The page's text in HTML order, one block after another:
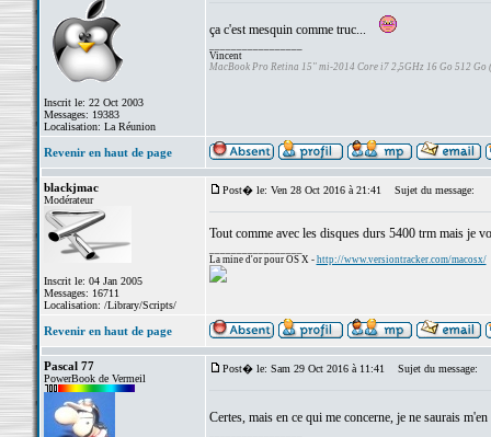
Inscrit le: 22 Oct 2003
Messages: 19383
Localisation: La Réunion
ça c'est mesquin comme truc...
Vincent
MacBook Pro Retina 15" mi-2014 Core i7 2,5GHz 16 Go 512 Go
Revenir en haut de page
blackjmac
Modérateur
Inscrit le: 04 Jan 2005
Messages: 16711
Localisation: /Library/Scripts/
Post� le: Ven 28 Oct 2016 à 21:41 Sujet du message:
Tout comme avec les disques durs 5400 trm mais je
La mine d'or pour OS X - http://www.versiontracker.com/macosx/
Revenir en haut de page
Pascal 77
PowerBook de Vermeil
Post� le: Sam 29 Oct 2016 à 11:41 Sujet du message:
Certes, mais en ce qui me concerne, je ne saurais